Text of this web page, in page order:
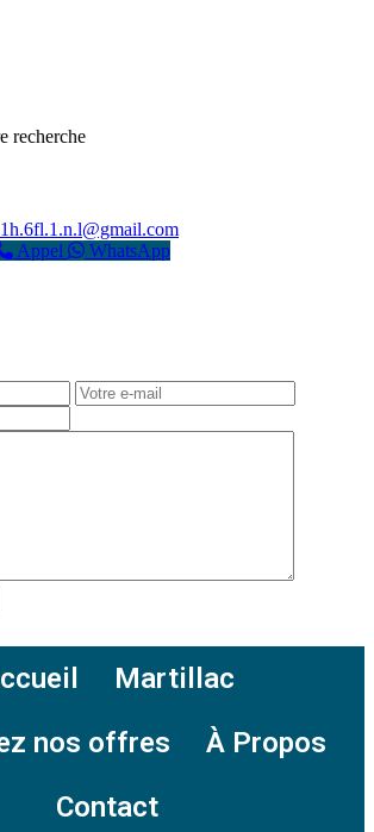
recherche
Appel WhatsApp
Martillac
nos offres
À Propos
Contact